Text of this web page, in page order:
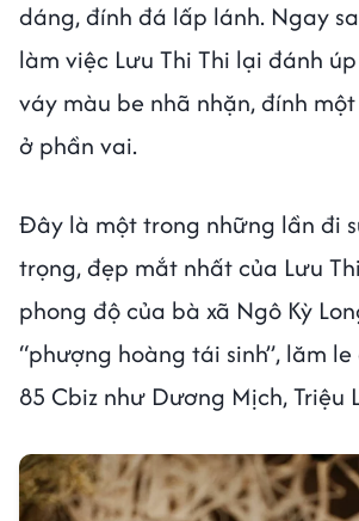
dáng, đính đá lấp lánh. Ngay
làm việc Lưu Thi Thi lại đánh
váy màu be nhã nhặn, đính
ở phần vai.
Đây là một trong những lần đi
trọng, đẹp mắt nhất của Lưu
phong độ của bà xã Ngô Kỳ
“phượng hoàng tái sinh”, lăm
85 Cbiz như Dương Mịch, Triệu